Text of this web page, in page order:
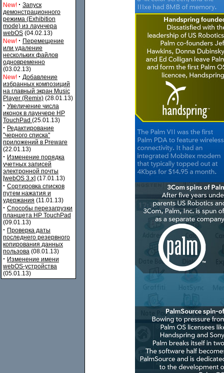
New! · Запуск
демонстрационного
режима (Exhibition
mode) из лаунчера
webOS (04.02.13)
New! · Перемещение
или удаление
нескольких файлов
одновременно
(03.02.13)
New! · Добавление
избранных композиций
на главный экран Music
Player (Remix) (28.01.13)
· Увеличение числа
иконок в лаунчере HP
TouchPad (25.01.13)
· Редактирование
"черного списка"
приложений в Preware
(22.01.13)
· Изменение порядка
учетных записей
электронной почты
[webOS 3.x] (17.01.13)
· Сортировка списков
путем нажатия и
удержания (11.01.13)
· Способы перезагрузки
планшета HP TouchPad
(09.01.13)
· Проверка даты
последнего резервного
копирования данных
пользова (08.01.13)
· Изменение имени
webOS-устройства
(05.01.13)